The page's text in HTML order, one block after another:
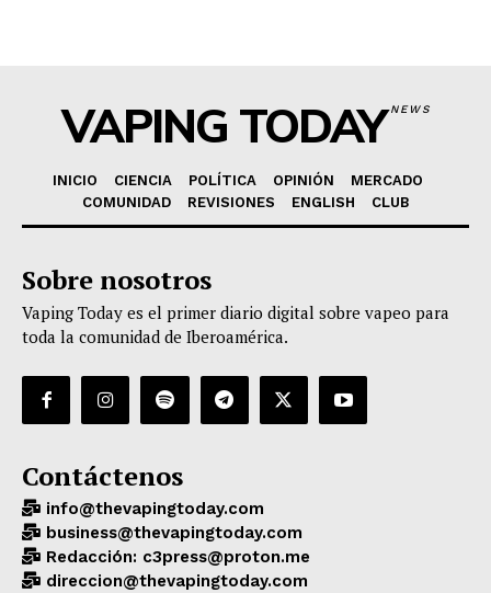
VAPING TODAYNEWS
INICIO CIENCIA POLÍTICA OPINIÓN
MERCADO
COMUNIDAD
REVISIONES ENGLISH CLUB
Sobre nosotros
Vaping Today es el primer diario digital sobre vapeo para
toda la comunidad de Iberoamérica.
Contáctenos
info@thevapingtoday.com
business@thevapingtoday.com
Redacción: c3press@proton.me
direccion@thevapingtoday.com